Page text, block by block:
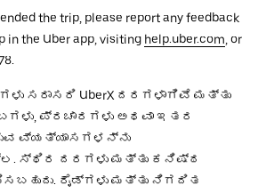
the trip, please report any feedback
in the Uber app, visiting help.uber.com , or
ಸರಾಸರಿ UberX ದರಗಳಾಗಿವೆ ಮತ್ತು
ಪ್ರಚಾರಗಳು ಅಥವಾ ಇತರ
ವ್ಯತ್ಯಾಸಗಳನ್ನು
ಸ್ಥಿರ ದರಗಳು ಮತ್ತು ಕನಿಷ್ಠ
ರೈಡ್‌ಗಳು ಮತ್ತು ನಿಗದಿತ